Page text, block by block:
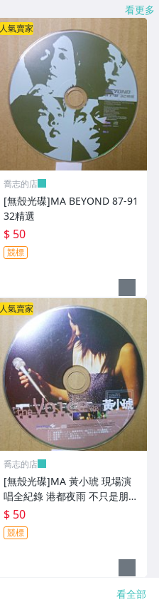
看更多
人氣賣家
喬志的店
[無殼光碟]MA BEYOND 87-91
32精選
$ 50
競標
人氣賣家
喬志的店
[無殼光碟]MA 黃小琥 現場演
唱全紀錄 港都夜雨 不只是朋友
我要我們在一起
$ 50
競標
看全部